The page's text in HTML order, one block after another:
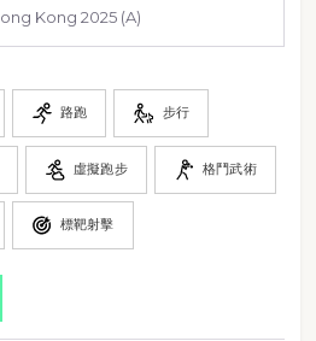
路跑 步行
虛擬跑步 格鬥武術
標靶射擊